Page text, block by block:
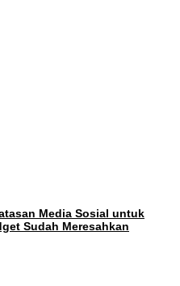
Media Sosial untuk
Sudah Meresahkan